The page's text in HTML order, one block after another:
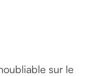
sur le